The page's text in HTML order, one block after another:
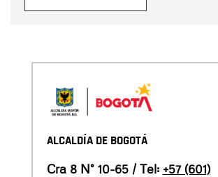
ALCALDÍA DE BOGOTÁ
Cra 8 N° 10-65 / Tel: +57 (601)